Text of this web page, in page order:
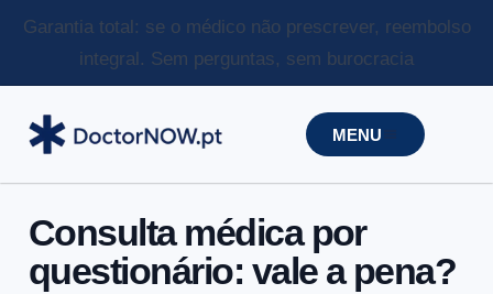
Garantia total: se o médico não prescrever, reembolso
integral. Sem perguntas, sem burocracia
MENU
Consulta médica por
questionário: vale a pena?